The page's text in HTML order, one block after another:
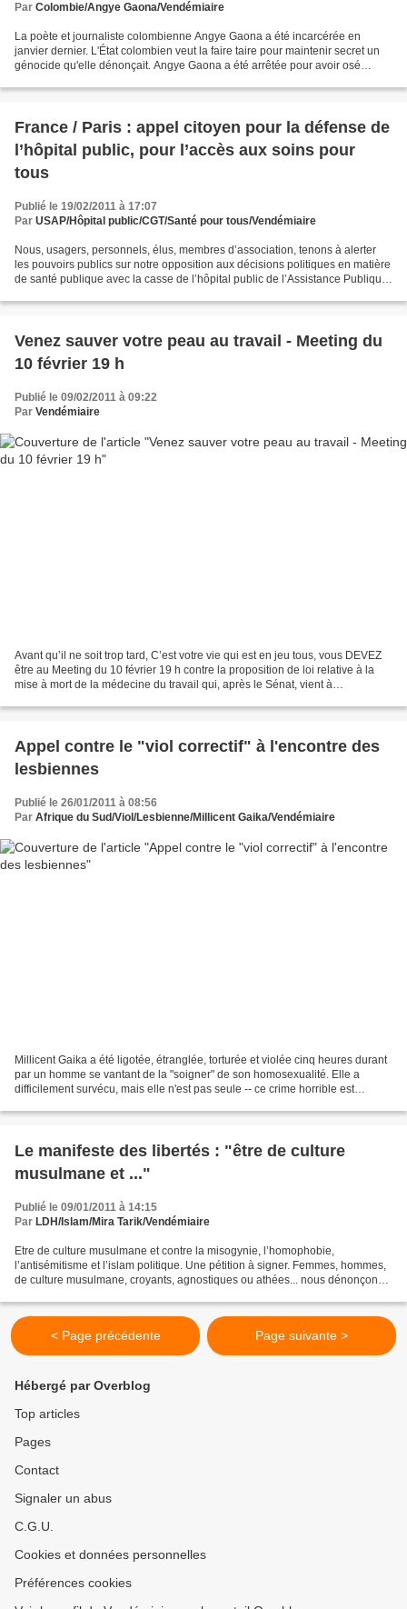
Par Colombie/Angye Gaona/Vendémiaire
La poète et journaliste colombienne Angye Gaona a été incarcérée en
janvier dernier. L'État colombien veut la faire taire pour maintenir secret un
génocide qu'elle dénonçait. Angye Gaona a été arrêtée pour avoir osé
France / Paris : appel citoyen pour la défense de
l’hôpital public, pour l’accès aux soins pour
tous
Publié le 19/02/2011 à 17:07
Par USAP/Hôpital public/CGT/Santé pour tous/Vendémiaire
Nous, usagers, personnels, élus, membres d’association, tenons à alerter
les pouvoirs publics sur notre opposition aux décisions politiques en matière
de santé publique avec la casse de l’hôpital public de l’Assistance Publique
Venez sauver votre peau au travail - Meeting du
10 février 19 h
Publié le 09/02/2011 à 09:22
Par Vendémiaire
Avant qu’il ne soit trop tard, C’est votre vie qui est en jeu tous, vous DEVEZ
être au Meeting du 10 février 19 h contre la proposition de loi relative à la
mise à mort de la médecine du travail qui, après le Sénat, vient à
Appel contre le "viol correctif" à l'encontre des
lesbiennes
Publié le 26/01/2011 à 08:56
Par Afrique du Sud/Viol/Lesbienne/Millicent Gaika/Vendémiaire
Millicent Gaika a été ligotée, étranglée, torturée et violée cinq heures durant
par un homme se vantant de la "soigner" de son homosexualité. Elle a
difficilement survécu, mais elle n'est pas seule -- ce crime horrible est
Le manifeste des libertés : "être de culture
musulmane et ..."
Publié le 09/01/2011 à 14:15
Par LDH/Islam/Mira Tarik/Vendémiaire
Etre de culture musulmane et contre la misogynie, l’homophobie,
l’antisémitisme et l’islam politique. Une pétition à signer. Femmes, hommes,
de culture musulmane, croyants, agnostiques ou athées... nous dénonçons,
< Page précédente Page suivante >
Hébergé par Overblog
Top articles
Pages
Contact
Signaler un abus
C.G.U.
Cookies et données personnelles
Préférences cookies